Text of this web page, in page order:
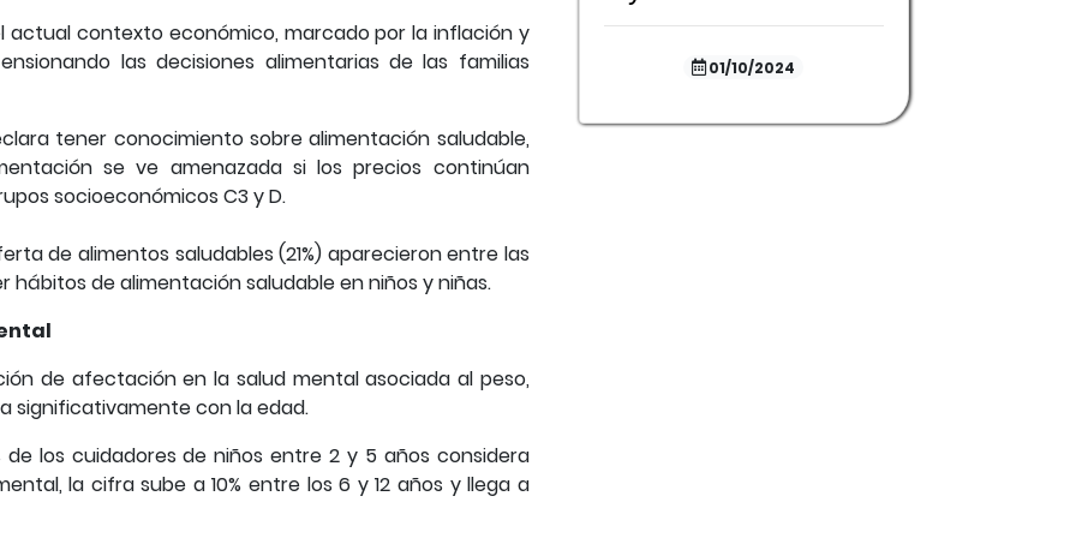
actual contexto económico, marcado por la inflación y
las decisiones alimentarias de las familias
tener conocimiento sobre alimentación saludable,
se ve amenazada si los precios continúan
socioeconómicos C3 y D.
de alimentos saludables (21%) aparecieron entre las
de alimentación saludable en niños y niñas.
de afectación en la salud mental asociada al peso,
significativamente con la edad.
los cuidadores de niños entre 2 y 5 años considera
la cifra sube a 10% entre los 6 y 12 años y llega a
01/10/2024